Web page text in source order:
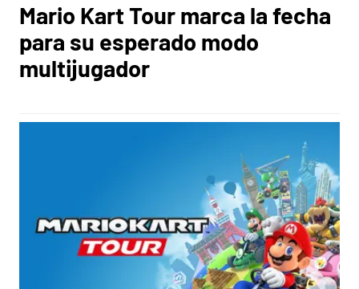
Mario Kart Tour marca la fecha
para su esperado modo
multijugador